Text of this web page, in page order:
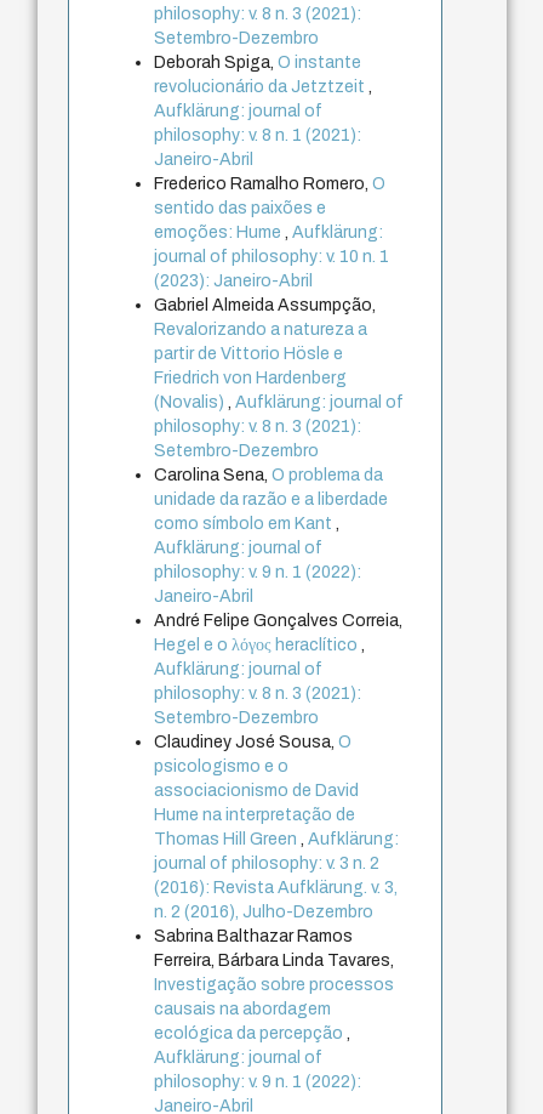
philosophy: v. 8 n. 3 (2021):
Setembro-Dezembro
Deborah Spiga,O instante
revolucionário da Jetztzeit,
Aufklärung: journal of
philosophy: v. 8 n. 1 (2021):
Janeiro-Abril
Frederico Ramalho Romero,O
sentido das paixões e
emoções: Hume,Aufklärung:
journal of philosophy: v. 10 n. 1
(2023): Janeiro-Abril
Gabriel Almeida Assumpção,
Revalorizando a natureza a
partir de Vittorio Hösle e
Friedrich von Hardenberg
(Novalis),Aufklärung: journal of
philosophy: v. 8 n. 3 (2021):
Setembro-Dezembro
Carolina Sena,O problema da
unidade da razão e a liberdade
como símbolo em Kant,
Aufklärung: journal of
philosophy: v. 9 n. 1 (2022):
Janeiro-Abril
André Felipe Gonçalves Correia,
Hegel e o λόγος heraclítico,
Aufklärung: journal of
philosophy: v. 8 n. 3 (2021):
Setembro-Dezembro
Claudiney José Sousa,O
psicologismo e o
associacionismo de David
Hume na interpretação de
Thomas Hill Green,Aufklärung:
journal of philosophy: v. 3 n. 2
(2016): Revista Aufklärung. v. 3,
n. 2 (2016), Julho-Dezembro
Sabrina Balthazar Ramos
Ferreira, Bárbara Linda Tavares,
Investigação sobre processos
causais na abordagem
ecológica da percepção,
Aufklärung: journal of
philosophy: v. 9 n. 1 (2022):
Janeiro-Abril